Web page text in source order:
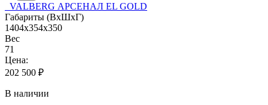
VALBERG АРСЕНАЛ EL GOLD
Габариты (ВхШхГ)
1404x354x350
Вес
71
Цена:
202 500 ₽
В наличии